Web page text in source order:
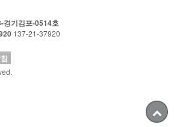
경기김포-0514호
137-21-37920